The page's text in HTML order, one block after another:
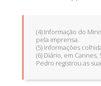
(4) Informação do
pela imprensa.
(5) Informações
(6) Diário, em
Pedro registrou as